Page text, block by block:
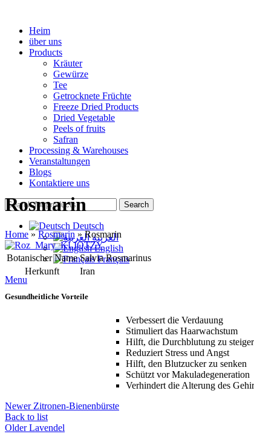
Heim
über uns
Products
Kräuter
Gewürze
Tee
Getrocknete Früchte
Freeze Dried Products
Dried Vegetable
Peels of fruits
Safran
Processing & Warehouses
Veranstaltungen
Blogs
Kontaktiere uns
Search
Deutsch
العربية
English
Français
Menu
Rosmarin
Home » Rosmarin » Rosmarin
Botanischer Name Salvia Rosmarinus
Herkunft
Iran
Gesundheitliche Vorteile
Verbessert die Verdauung
Stimuliert das Haarwachstum
Hilft, die Durchblutung zu
Reduziert Stress und Angst
Hilft, den Blutzucker zu senken
Schützt vor Makuladegeneration
Verhindert die Alterung des
Newer Zitronen-Bienenbürste
Back to list
Older Lavendel